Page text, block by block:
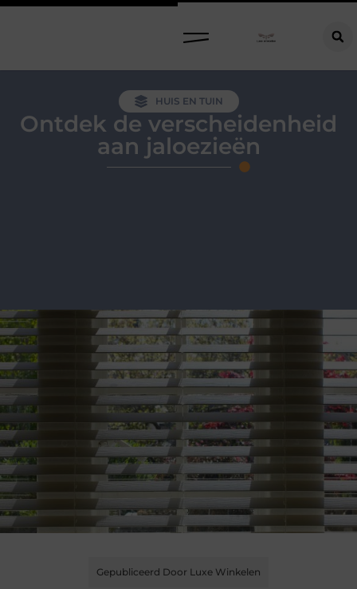
HUIS EN TUIN
Ontdek de verscheidenheid
aan jaloezieën
Gepubliceerd Door Luxe Winkelen